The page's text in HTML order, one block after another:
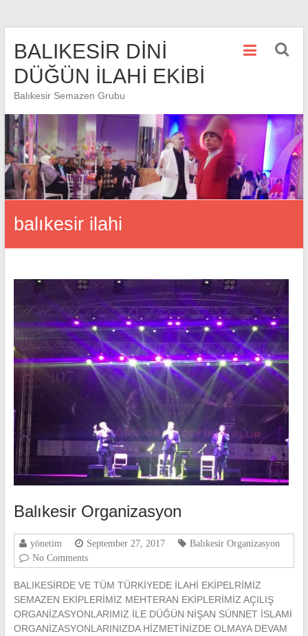
BALIKESİR DİNİ
DÜĞÜN İLAHİ EKİBİ
Balıkesir Semazen Grubu
balıkesir ilahi
Balıkesir Organizasyon
yönetim September 27, 2017
Balıkesir Organizasyon
No Comments
BALIKESİRDE VE TÜM TÜRKİYEDE İLAHİ EKİPELRİMİZ
SEMAZEN EKİPLERİMİZ MEHTERAN EKİPLERİMİZ AÇILIŞ
ORGANİZASYONLARIMIZ İLE DÜĞÜN NİŞAN SÜNNET İSLAMİ
ORGANİZASYONLARINIZDA HİZMETİNİZDE OLMAYA DEVAM